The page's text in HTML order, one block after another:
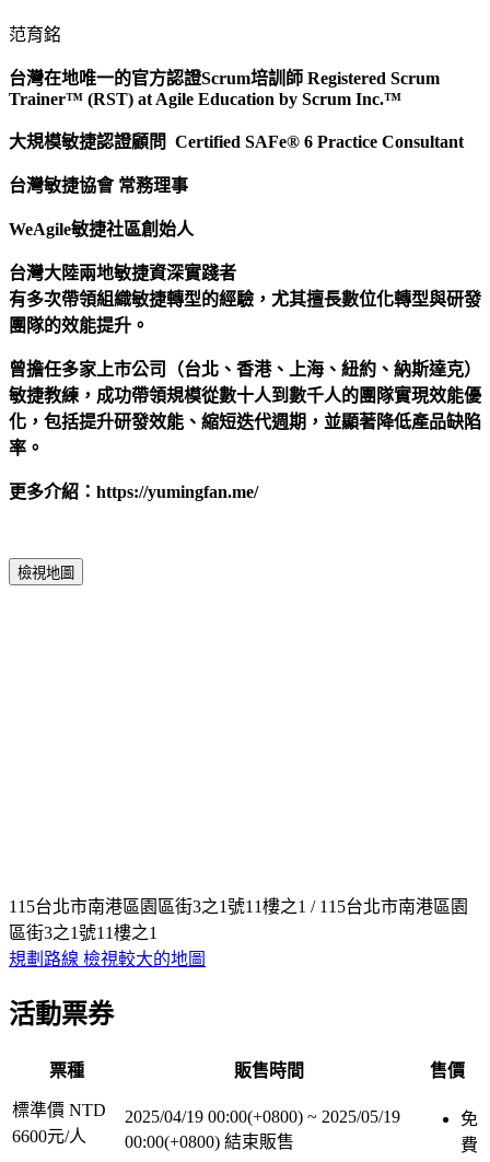
范育銘
台灣在地唯一的官方認證Scrum培訓師 Registered Scrum
Trainer™ (RST) at Agile Education by Scrum Inc.™
大規模敏捷認證顧問 Certified SAFe® 6 Practice Consultant
台灣敏捷協會 常務理事
WeAgile敏捷社區創始人
台灣大陸兩地敏捷資深實踐者
有多次帶領組織敏捷轉型的經驗，尤其擅長數位化轉型與研發
團隊的效能提升。
曾擔任多家上市公司（台北、香港、上海、紐約、納斯達克）
敏捷教練，成功帶領規模從數十人到數千人的團隊實現效能優
化，包括提升研發效能、縮短迭代週期，並顯著降低產品缺陷
率。
更多介紹：https://yumingfan.me/
檢視地圖
115台北市南港區園區街3之1號11樓之1 / 115台北市南港區園
區街3之1號11樓之1
規劃路線 檢視較大的地圖
活動票券
票種 販售時間 售價
標準價 NTD
6600元/人
2025/04/19 00:00(+0800) ~ 2025/05/19
00:00(+0800) 結束販售
免
費